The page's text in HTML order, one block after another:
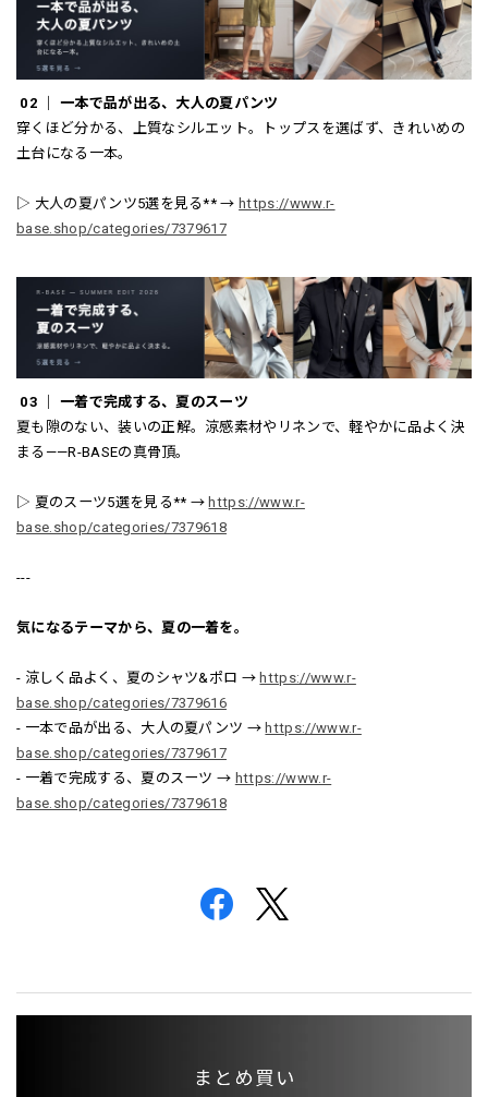
02 ｜ 一本で品が出る、大人の夏パンツ
穿くほど分かる、上質なシルエット。トップスを選ばず、きれいめの
土台になる一本。
▷ 大人の夏パンツ5選を見る** → https://www.r-
base.shop/categories/7379617
03 ｜ 一着で完成する、夏のスーツ
夏も隙のない、装いの正解。涼感素材やリネンで、軽やかに品よく決
まる——R-BASEの真骨頂。
▷ 夏のスーツ5選を見る** →https://www.r-
base.shop/categories/7379618
---
気になるテーマから、夏の一着を。
- 涼しく品よく、夏のシャツ&ポロ →https://www.r-
base.shop/categories/7379616
- 一本で品が出る、大人の夏パンツ →https://www.r-
base.shop/categories/7379617
- 一着で完成する、夏のスーツ → https://www.r-
base.shop/categories/7379618